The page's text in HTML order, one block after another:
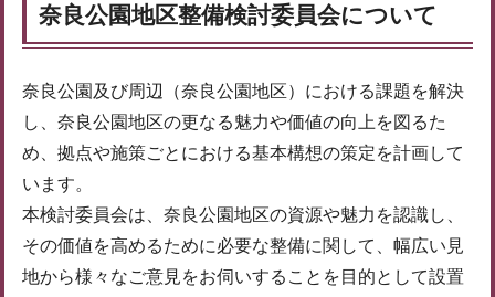
奈良公園地区整備検討委員会について
奈良公園及び周辺（奈良公園地区）における課題を解決
し、奈良公園地区の更なる魅力や価値の向上を図るた
め、拠点や施策ごとにおける基本構想の策定を計画して
います。
本検討委員会は、奈良公園地区の資源や魅力を認識し、
その価値を高めるために必要な整備に関して、幅広い見
地から様々なご意見をお伺いすることを目的として設置